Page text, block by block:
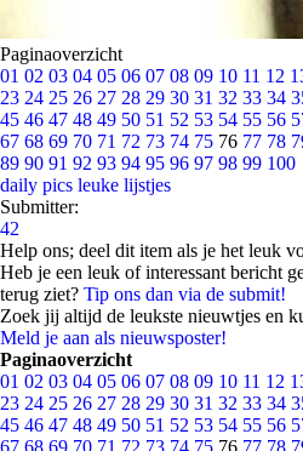
Paginaoverzicht
01 02 03 04 05 06 07 08 09 10 11 12
23 24 25 26 27 28 29 30 31 32 33 34
45 46 47 48 49 50 51 52 53 54 55 56
67 68 69 70 71 72 73 74 75 76 77 78
89 90 91 92 93 94 95 96 97 98 99 100
daily pics leuke lijstjes
Submitter:
42
Help ons; deel dit item als je het leuk
Heb je een leuk of interessant bericht
terug ziet? Tip ons dan via de submit!
Zoek jij altijd de leukste nieuwtjes en
Meld je aan als nieuwsposter!
Paginaoverzicht
01 02 03 04 05 06 07 08 09 10 11 12
23 24 25 26 27 28 29 30 31 32 33 34
45 46 47 48 49 50 51 52 53 54 55 56
67 68 69 70 71 72 73 74 75 76 77 78